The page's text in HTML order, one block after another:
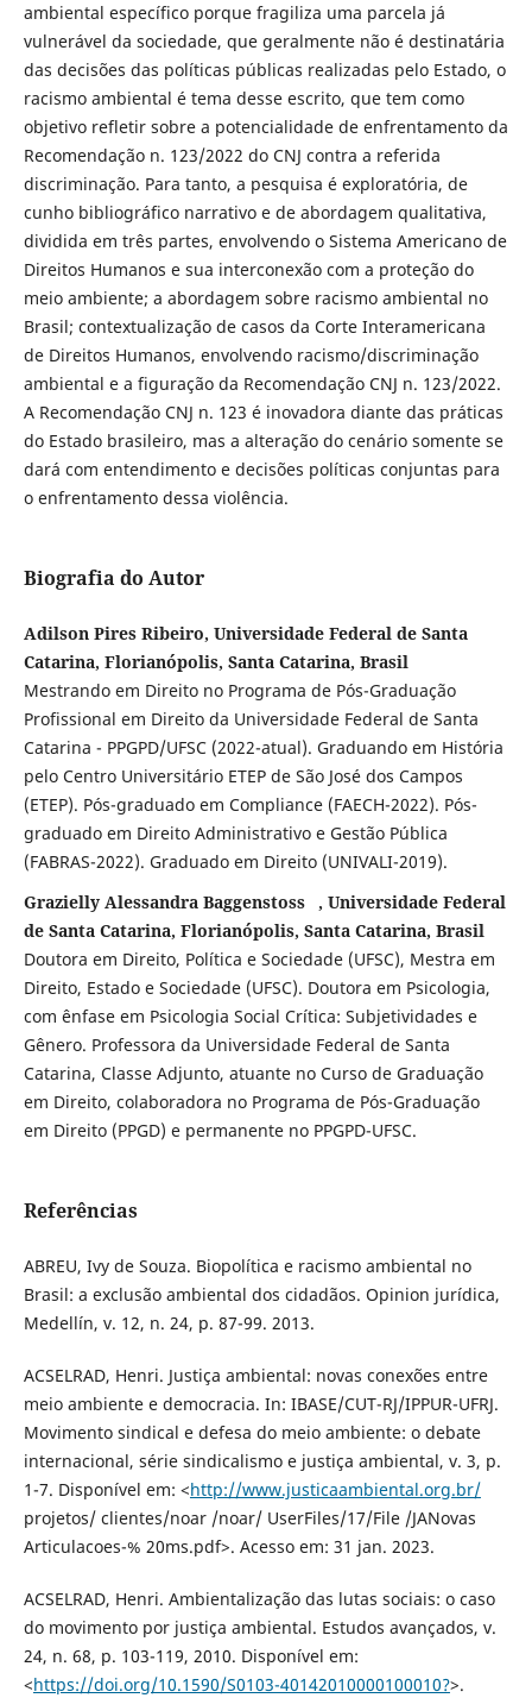
ambiental específico porque fragiliza uma parcela já
vulnerável da sociedade, que geralmente não é destinatária
das decisões das políticas públicas realizadas pelo Estado, o
racismo ambiental é tema desse escrito, que tem como
objetivo refletir sobre a potencialidade de enfrentamento da
Recomendação n. 123/2022 do CNJ contra a referida
discriminação. Para tanto, a pesquisa é exploratória, de
cunho bibliográfico narrativo e de abordagem qualitativa,
dividida em três partes, envolvendo o Sistema Americano de
Direitos Humanos e sua interconexão com a proteção do
meio ambiente; a abordagem sobre racismo ambiental no
Brasil; contextualização de casos da Corte Interamericana
de Direitos Humanos, envolvendo racismo/discriminação
ambiental e a figuração da Recomendação CNJ n. 123/2022.
A Recomendação CNJ n. 123 é inovadora diante das práticas
do Estado brasileiro, mas a alteração do cenário somente se
dará com entendimento e decisões políticas conjuntas para
o enfrentamento dessa violência.
Biografia do Autor
Adilson Pires Ribeiro, Universidade Federal de Santa
Catarina, Florianópolis, Santa Catarina, Brasil
Mestrando em Direito no Programa de Pós-Graduação
Profissional em Direito da Universidade Federal de Santa
Catarina - PPGPD/UFSC (2022-atual). Graduando em História
pelo Centro Universitário ETEP de São José dos Campos
(ETEP). Pós-graduado em Compliance (FAECH-2022). Pós-
graduado em Direito Administrativo e Gestão Pública
(FABRAS-2022). Graduado em Direito (UNIVALI-2019).
Grazielly Alessandra Baggenstoss , Universidade Federal
de Santa Catarina, Florianópolis, Santa Catarina, Brasil
Doutora em Direito, Política e Sociedade (UFSC), Mestra em
Direito, Estado e Sociedade (UFSC). Doutora em Psicologia,
com ênfase em Psicologia Social Crítica: Subjetividades e
Gênero. Professora da Universidade Federal de Santa
Catarina, Classe Adjunto, atuante no Curso de Graduação
em Direito, colaboradora no Programa de Pós-Graduação
em Direito (PPGD) e permanente no PPGPD-UFSC.
Referências
ABREU, Ivy de Souza. Biopolítica e racismo ambiental no
Brasil: a exclusão ambiental dos cidadãos. Opinion jurídica,
Medellín, v. 12, n. 24, p. 87-99. 2013.
ACSELRAD, Henri. Justiça ambiental: novas conexões entre
meio ambiente e democracia. In: IBASE/CUT-RJ/IPPUR-UFRJ.
Movimento sindical e defesa do meio ambiente: o debate
internacional, série sindicalismo e justiça ambiental, v. 3, p.
1-7. Disponível em: <http://www.justicaambiental.org.br/
projetos/ clientes/noar /noar/ UserFiles/17/File /JANovas
Articulacoes-% 20ms.pdf>. Acesso em: 31 jan. 2023.
ACSELRAD, Henri. Ambientalização das lutas sociais: o caso
do movimento por justiça ambiental. Estudos avançados, v.
24, n. 68, p. 103-119, 2010. Disponível em:
<https://doi.org/10.1590/S0103-40142010000100010?>.